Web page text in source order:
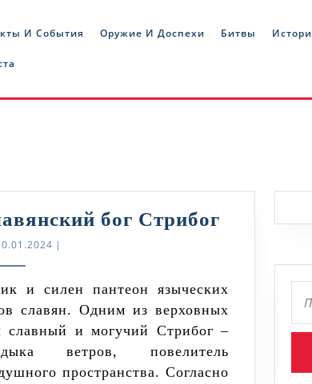
И События Оружие И Доспехи Битвы
бог Стрибог
Стрибог
30.01.2024
|
славян. Одним из верховных
славный и могучий Стрибог –
ветров, повелитель
пространства. Согласно